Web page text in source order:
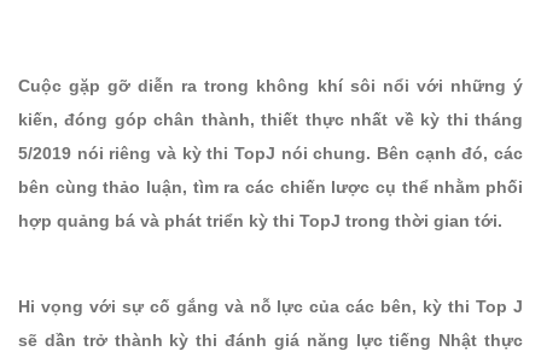
Cuộc gặp gỡ diễn ra trong không khí sôi nổi với những ý
kiến, đóng góp chân thành, thiết thực nhất về kỳ thi tháng
5/2019 nói riêng và kỳ thi TopJ nói chung. Bên cạnh đó, các
bên cùng thảo luận, tìm ra các chiến lược cụ thể nhằm phối
hợp quảng bá và phát triển kỳ thi TopJ trong thời gian tới.
Hi vọng với sự cố gắng và nỗ lực của các bên, kỳ thi Top J
sẽ dần trở thành kỳ thi đánh giá năng lực tiếng Nhật thực